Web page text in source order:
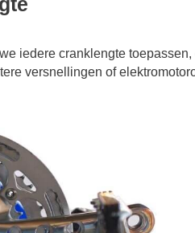
iedere cranklengte
versnellingen of